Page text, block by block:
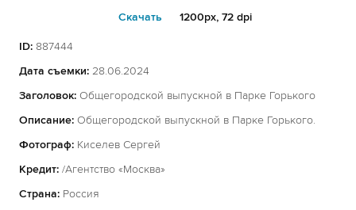
Cкачать 1200px, 72 dpi
ID: 887444
Дата съемки: 28.06.2024
Заголовок: Общегородской выпускной в Парке Горького
Описание: Общегородской выпускной в Парке Горького.
Фотограф: Киселев Сергей
Кредит: /Агентство «Москва»
Страна: Россия